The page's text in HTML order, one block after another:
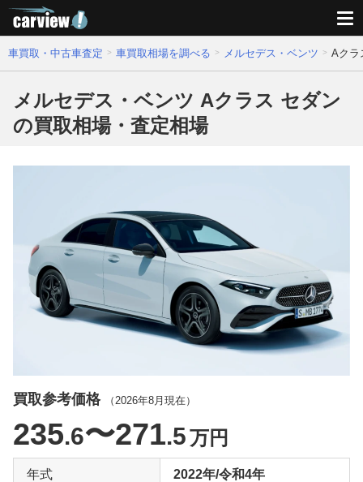
車買取・中古車査定 車買取相場を調べる メルセデス・ベンツ Aクラ
メルセデス・ベンツ Aクラス セダン
の買取相場・査定相場
買取参考価格 （ 2026年8月 現在）
235.6〜271.5万円
年式 2022年/令和4年